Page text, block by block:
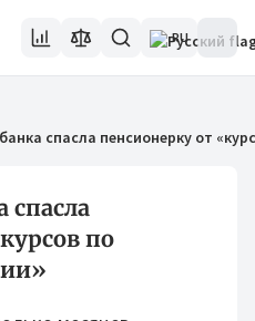
RU
спасла пенсионерку oт
спасла
по